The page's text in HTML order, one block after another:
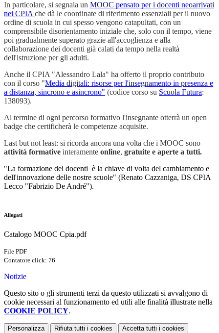
In particolare, si segnala un MOOC pensato per i docenti neoarrivati
nei CPIA che dà le coordinate di riferimento essenziali per il nuovo
ordine di scuola in cui spesso vengono catapultati, con un
comprensibile disorientamento iniziale che, solo con il tempo, viene
poi gradualmente superato grazie all'accoglienza e alla
collaborazione dei docenti già calati da tempo nella realtà
dell'istruzione per gli adulti.
Anche il CPIA "Alessandro Lala" ha offerto il proprio contributo
con il corso "Media digitali: risorse per l'insegnamento in presenza e
a distanza, sincrono e asincrono" (codice corso su Scuola Futura:
138093).
Al termine di ogni percorso formativo l'insegnante otterrà un open
badge che certificherà le competenze acquisite.
Last but not least: si ricorda ancora una volta che i MOOC sono
attività formative interamente online, gratuite e aperte a tutti.
"La formazione dei docenti è la chiave di volta del cambiamento e
dell'innovazione delle nostre scuole" (Renato Cazzaniga, DS CPIA
Lecco "Fabrizio De André").
Allegati
Catalogo MOOC Cpia.pdf
File PDF
Contatore click: 76
Notizie
Questo sito o gli strumenti terzi da questo utilizzati si avvalgono di
cookie necessari al funzionamento ed utili alle finalità illustrate nella
COOKIE POLICY.
Personalizza Rifiuta tutti i cookies Accetta tutti i cookies